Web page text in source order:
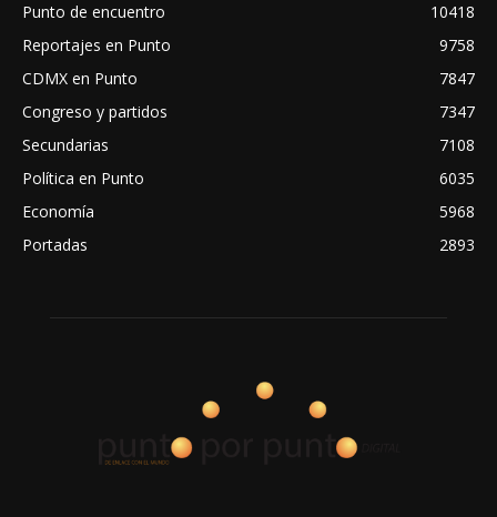
Punto de encuentro
10418
Reportajes en Punto
9758
CDMX en Punto
7847
Congreso y partidos
7347
Secundarias
7108
Política en Punto
6035
Economía
5968
Portadas
2893